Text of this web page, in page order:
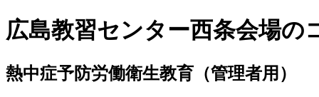
広島教習センター西条会場の
熱中症予防労働衛生教育（管理者用）